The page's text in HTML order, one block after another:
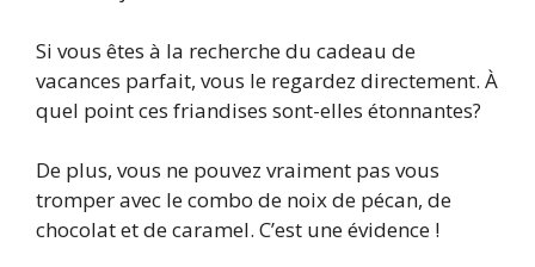
Si vous êtes à la recherche du cadeau de
vacances parfait, vous le regardez directement. À
quel point ces friandises sont-elles étonnantes?
De plus, vous ne pouvez vraiment pas vous
tromper avec le combo de noix de pécan, de
chocolat et de caramel. C’est une évidence !